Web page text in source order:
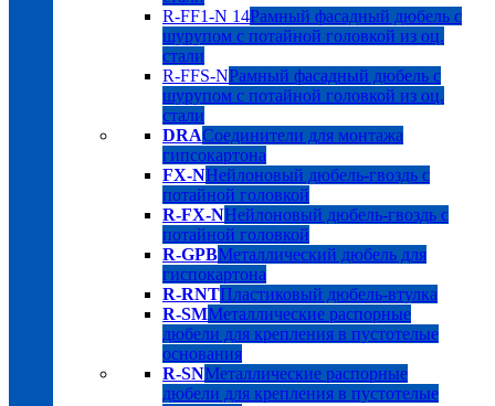
R-FF1-N 14Рамный фасадный дюбель с
шурупом с потайной головкой из оц.
стали
R-FFS-NРамный фасадный дюбель с
шурупом с потайной головкой из оц.
стали
DRAСоединители для монтажа
гипсокартона
FX-NНейлоновый дюбель-гвоздь с
потайной головкой
R-FX-NНейлоновый дюбель-гвоздь с
потайной головкой
R-GPBМеталлический дюбель для
гиспокартона
R-RNTПластиковый дюбель-втулка
R-SMМеталлические распорные
дюбели для крепления в пустотелые
основания
R-SNМеталлические распорные
дюбели для крепления в пустотелые